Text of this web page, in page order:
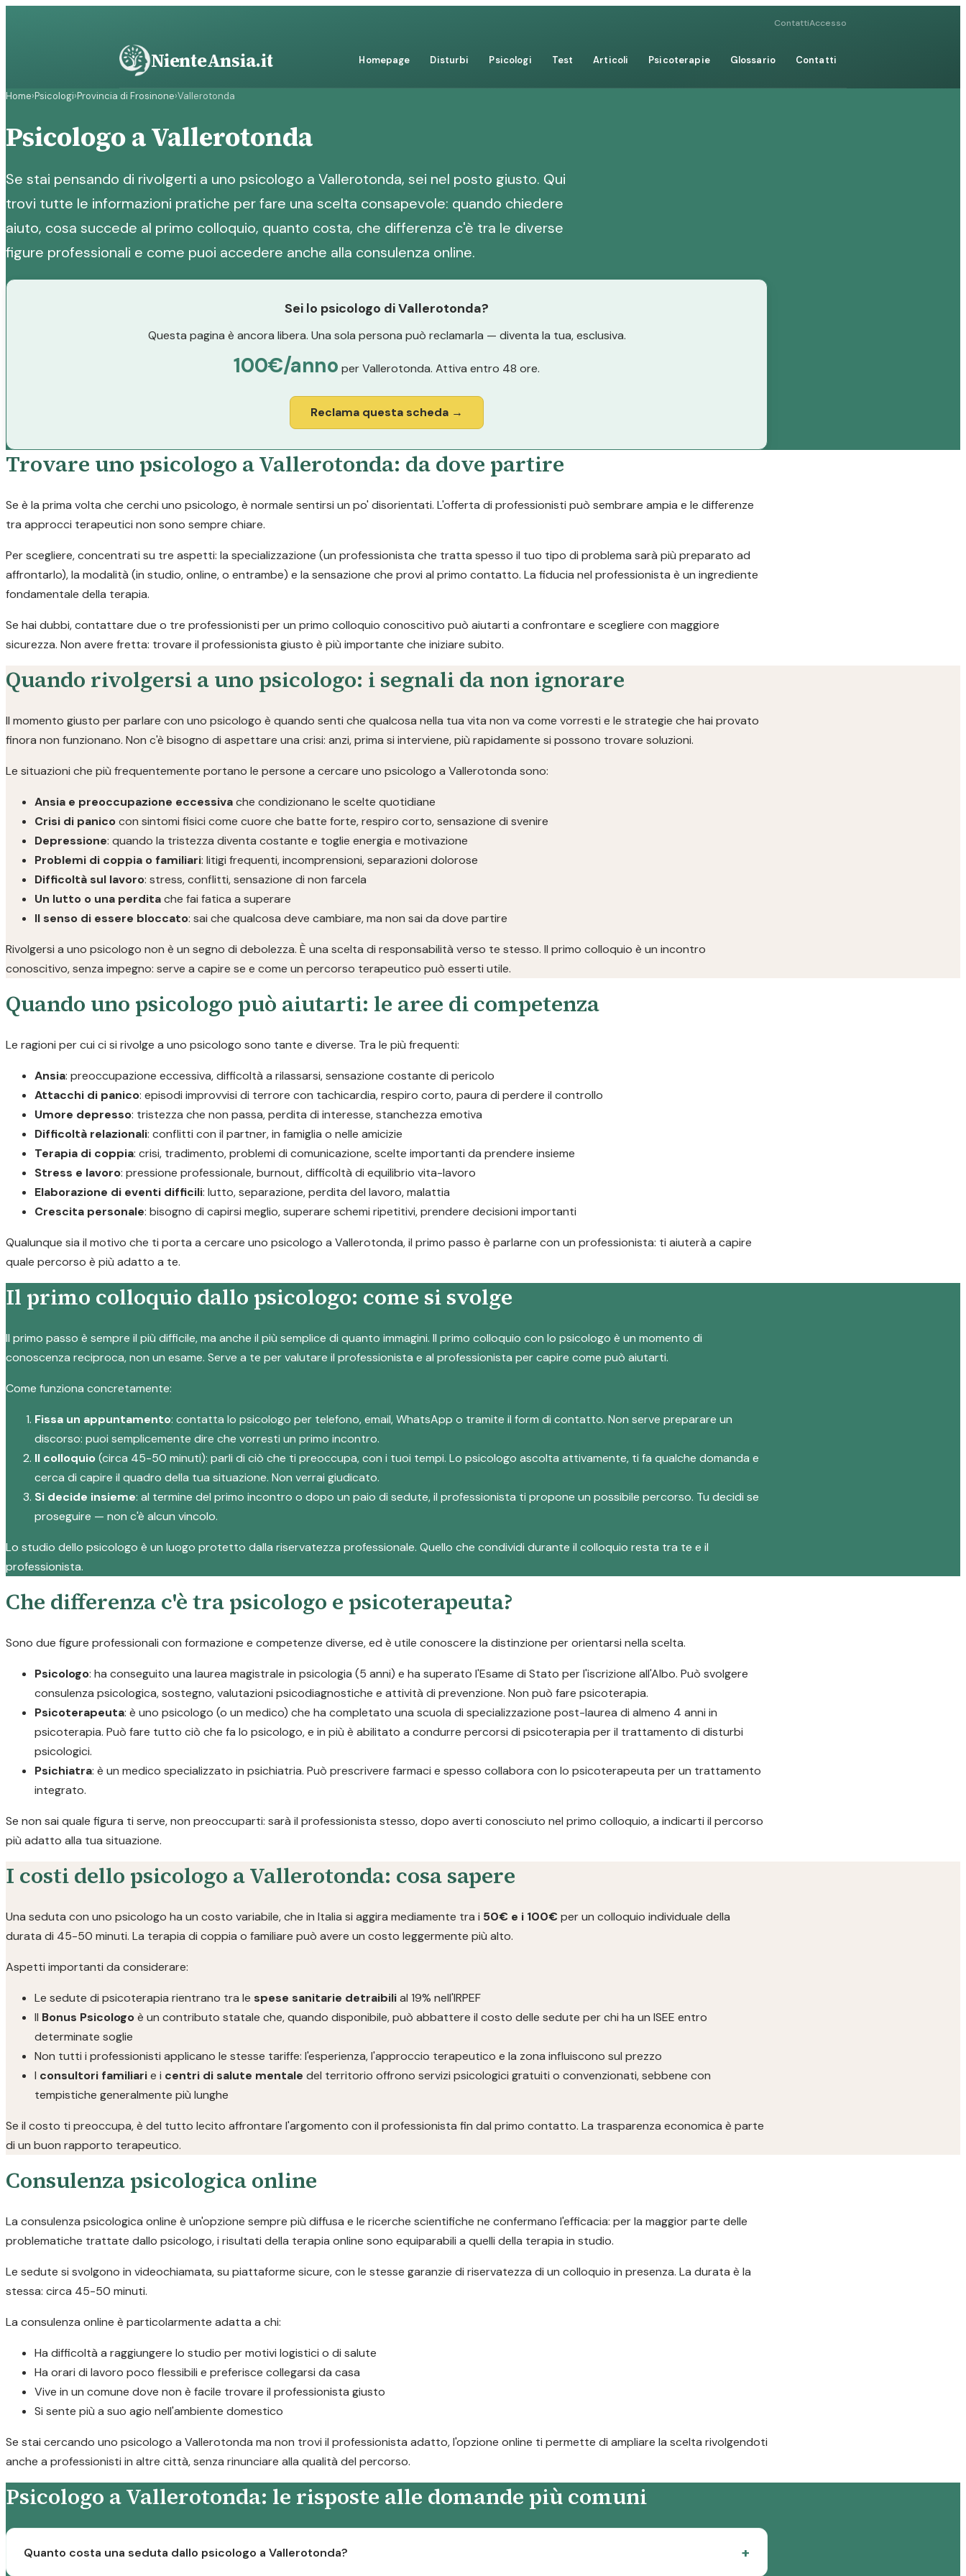
ContattiAccesso
NienteAnsia.it Homepage Disturbi Psicologi Test Articoli Psicoterapie Glossario Contatti
Home›Psicologi›Provincia di Frosinone›Vallerotonda
Psicologo a Vallerotonda
Se stai pensando di rivolgerti a uno psicologo a Vallerotonda, sei nel posto giusto. Qui
trovi tutte le informazioni pratiche per fare una scelta consapevole: quando chiedere
aiuto, cosa succede al primo colloquio, quanto costa, che differenza c'è tra le diverse
figure professionali e come puoi accedere anche alla consulenza online.
Sei lo psicologo di Vallerotonda?
Questa pagina è ancora libera. Una sola persona può reclamarla — diventa la tua, esclusiva.
100€/anno per Vallerotonda. Attiva entro 48 ore.
Reclama questa scheda →
Trovare uno psicologo a Vallerotonda: da dove partire
Se è la prima volta che cerchi uno psicologo, è normale sentirsi un po' disorientati. L'offerta di professionisti può sembrare ampia e le differenze
tra approcci terapeutici non sono sempre chiare.
Per scegliere, concentrati su tre aspetti: la specializzazione (un professionista che tratta spesso il tuo tipo di problema sarà più preparato ad
affrontarlo), la modalità (in studio, online, o entrambe) e la sensazione che provi al primo contatto. La fiducia nel professionista è un ingrediente
fondamentale della terapia.
Se hai dubbi, contattare due o tre professionisti per un primo colloquio conoscitivo può aiutarti a confrontare e scegliere con maggiore
sicurezza. Non avere fretta: trovare il professionista giusto è più importante che iniziare subito.
Quando rivolgersi a uno psicologo: i segnali da non ignorare
Il momento giusto per parlare con uno psicologo è quando senti che qualcosa nella tua vita non va come vorresti e le strategie che hai provato
finora non funzionano. Non c'è bisogno di aspettare una crisi: anzi, prima si interviene, più rapidamente si possono trovare soluzioni.
Le situazioni che più frequentemente portano le persone a cercare uno psicologo a Vallerotonda sono:
Ansia e preoccupazione eccessivache condizionano le scelte quotidiane
Crisi di panicocon sintomi fisici come cuore che batte forte, respiro corto, sensazione di svenire
Depressione: quando la tristezza diventa costante e toglie energia e motivazione
Problemi di coppia o familiari: litigi frequenti, incomprensioni, separazioni dolorose
Difficoltà sul lavoro: stress, conflitti, sensazione di non farcela
Un lutto o una perditache fai fatica a superare
Il senso di essere bloccato: sai che qualcosa deve cambiare, ma non sai da dove partire
Rivolgersi a uno psicologo non è un segno di debolezza. È una scelta di responsabilità verso te stesso. Il primo colloquio è un incontro
conoscitivo, senza impegno: serve a capire se e come un percorso terapeutico può esserti utile.
Quando uno psicologo può aiutarti: le aree di competenza
Le ragioni per cui ci si rivolge a uno psicologo sono tante e diverse. Tra le più frequenti:
Ansia: preoccupazione eccessiva, difficoltà a rilassarsi, sensazione costante di pericolo
Attacchi di panico: episodi improvvisi di terrore con tachicardia, respiro corto, paura di perdere il controllo
Umore depresso: tristezza che non passa, perdita di interesse, stanchezza emotiva
Difficoltà relazionali: conflitti con il partner, in famiglia o nelle amicizie
Terapia di coppia: crisi, tradimento, problemi di comunicazione, scelte importanti da prendere insieme
Stress e lavoro: pressione professionale, burnout, difficoltà di equilibrio vita-lavoro
Elaborazione di eventi difficili: lutto, separazione, perdita del lavoro, malattia
Crescita personale: bisogno di capirsi meglio, superare schemi ripetitivi, prendere decisioni importanti
Qualunque sia il motivo che ti porta a cercare uno psicologo a Vallerotonda, il primo passo è parlarne con un professionista: ti aiuterà a capire
quale percorso è più adatto a te.
Il primo colloquio dallo psicologo: come si svolge
Il primo passo è sempre il più difficile, ma anche il più semplice di quanto immagini. Il primo colloquio con lo psicologo è un momento di
conoscenza reciproca, non un esame. Serve a te per valutare il professionista e al professionista per capire come può aiutarti.
Come funziona concretamente:
Fissa un appuntamento: contatta lo psicologo per telefono, email, WhatsApp o tramite il form di contatto. Non serve preparare un
discorso: puoi semplicemente dire che vorresti un primo incontro.
Il colloquio(circa 45-50 minuti): parli di ciò che ti preoccupa, con i tuoi tempi. Lo psicologo ascolta attivamente, ti fa qualche domanda e
cerca di capire il quadro della tua situazione. Non verrai giudicato.
Si decide insieme: al termine del primo incontro o dopo un paio di sedute, il professionista ti propone un possibile percorso. Tu decidi se
proseguire — non c'è alcun vincolo.
Lo studio dello psicologo è un luogo protetto dalla riservatezza professionale. Quello che condividi durante il colloquio resta tra te e il
professionista.
Che differenza c'è tra psicologo e psicoterapeuta?
Sono due figure professionali con formazione e competenze diverse, ed è utile conoscere la distinzione per orientarsi nella scelta.
Psicologo: ha conseguito una laurea magistrale in psicologia (5 anni) e ha superato l'Esame di Stato per l'iscrizione all'Albo. Può svolgere
consulenza psicologica, sostegno, valutazioni psicodiagnostiche e attività di prevenzione. Non può fare psicoterapia.
Psicoterapeuta: è uno psicologo (o un medico) che ha completato una scuola di specializzazione post-laurea di almeno 4 anni in
psicoterapia. Può fare tutto ciò che fa lo psicologo, e in più è abilitato a condurre percorsi di psicoterapia per il trattamento di disturbi
psicologici.
Psichiatra: è un medico specializzato in psichiatria. Può prescrivere farmaci e spesso collabora con lo psicoterapeuta per un trattamento
integrato.
Se non sai quale figura ti serve, non preoccuparti: sarà il professionista stesso, dopo averti conosciuto nel primo colloquio, a indicarti il percorso
più adatto alla tua situazione.
I costi dello psicologo a Vallerotonda: cosa sapere
Una seduta con uno psicologo ha un costo variabile, che in Italia si aggira mediamente tra i 50€ e i 100€ per un colloquio individuale della
durata di 45-50 minuti. La terapia di coppia o familiare può avere un costo leggermente più alto.
Aspetti importanti da considerare:
Le sedute di psicoterapia rientrano tra le spese sanitarie detraibilial 19% nell'IRPEF
Il Bonus Psicologoè un contributo statale che, quando disponibile, può abbattere il costo delle sedute per chi ha un ISEE entro
determinate soglie
Non tutti i professionisti applicano le stesse tariffe: l'esperienza, l'approccio terapeutico e la zona influiscono sul prezzo
I consultori familiarie i centri di salute mentale del territorio offrono servizi psicologici gratuiti o convenzionati, sebbene con
tempistiche generalmente più lunghe
Se il costo ti preoccupa, è del tutto lecito affrontare l'argomento con il professionista fin dal primo contatto. La trasparenza economica è parte
di un buon rapporto terapeutico.
Consulenza psicologica online
La consulenza psicologica online è un'opzione sempre più diffusa e le ricerche scientifiche ne confermano l'efficacia: per la maggior parte delle
problematiche trattate dallo psicologo, i risultati della terapia online sono equiparabili a quelli della terapia in studio.
Le sedute si svolgono in videochiamata, su piattaforme sicure, con le stesse garanzie di riservatezza di un colloquio in presenza. La durata è la
stessa: circa 45-50 minuti.
La consulenza online è particolarmente adatta a chi:
Ha difficoltà a raggiungere lo studio per motivi logistici o di salute
Ha orari di lavoro poco flessibili e preferisce collegarsi da casa
Vive in un comune dove non è facile trovare il professionista giusto
Si sente più a suo agio nell'ambiente domestico
Se stai cercando uno psicologo a Vallerotonda ma non trovi il professionista adatto, l'opzione online ti permette di ampliare la scelta rivolgendoti
anche a professionisti in altre città, senza rinunciare alla qualità del percorso.
Psicologo a Vallerotonda: le risposte alle domande più comuni
Quanto costa una seduta dallo psicologo a Vallerotonda?